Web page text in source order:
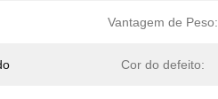
Vantagem de Peso:
Cor do defeito: